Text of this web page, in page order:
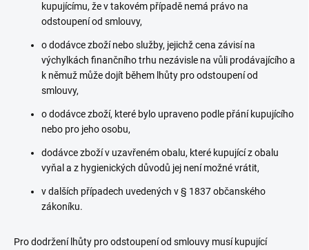
kupujícímu, že v takovém případě nemá právo na
odstoupení od smlouvy,
o dodávce zboží nebo služby, jejichž cena závisí na
výchylkách finančního trhu nezávisle na vůli prodávajícího a
k němuž může dojít během lhůty pro odstoupení od
smlouvy,
o dodávce zboží, které bylo upraveno podle přání kupujícího
nebo pro jeho osobu,
dodávce zboží v uzavřeném obalu, které kupující z obalu
vyňal a z hygienických důvodů jej není možné vrátit,
v dalších případech uvedených v § 1837 občanského
zákoníku.
Pro dodržení lhůty pro odstoupení od smlouvy musí kupující